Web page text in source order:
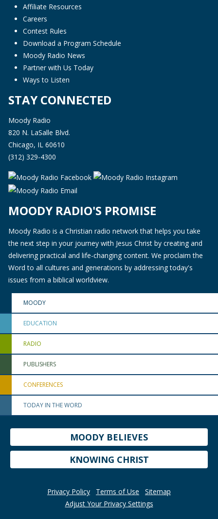
Affiliate Resources
Careers
Contest Rules
Download a Program Schedule
Moody Radio News
Partner with Us Today
Ways to Listen
STAY CONNECTED
Moody Radio
820 N. LaSalle Blvd.
Chicago, IL 60610
(312) 329-4300
MOODY RADIO'S PROMISE
Moody Radio is a Christian radio network that helps you take
the next step in your journey with Jesus Christ by creating and
delivering practical and life-changing content. We proclaim the
Word to all cultures and generations by addressing today's
issues from a biblical worldview.
MOODY
EDUCATION
RADIO
PUBLISHERS
CONFERENCES
TODAY IN THE WORD
MOODY BELIEVES
KNOWING CHRIST
Privacy Policy Terms of Use
Sitemap
Adjust Your Privacy Settings